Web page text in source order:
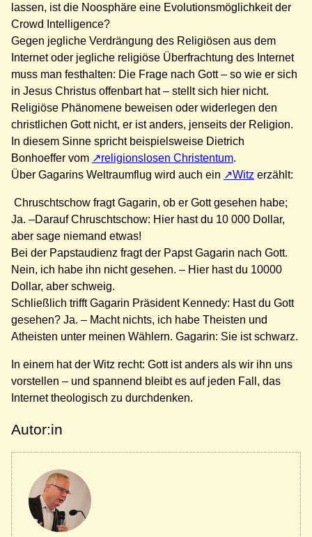
lassen, ist die Noosphäre eine Evolutionsmöglichkeit der
Crowd Intelligence?
Gegen jegliche Verdrängung des Religiösen aus dem
Internet oder jegliche religiöse Überfrachtung des Internet
muss man festhalten: Die Frage nach Gott – so wie er sich
in Jesus Christus offenbart hat – stellt sich hier nicht.
Religiöse Phänomene beweisen oder widerlegen den
christlichen Gott nicht, er ist anders, jenseits der Religion.
In diesem Sinne spricht beispielsweise Dietrich
Bonhoeffer vom
religionslosen Christentum.
Über Gagarins Weltraumflug wird auch ein
Witz erzählt:
Chruschtschow fragt Gagarin, ob er Gott gesehen habe;
Ja. –Darauf Chruschtschow: Hier hast du 10 000 Dollar,
aber sage niemand etwas!
Bei der Papstaudienz fragt der Papst Gagarin nach Gott.
Nein, ich habe ihn nicht gesehen. – Hier hast du 10000
Dollar, aber schweig.
Schließlich trifft Gagarin Präsident Kennedy: Hast du Gott
gesehen? Ja. – Macht nichts, ich habe Theisten und
Atheisten unter meinen Wählern. Gagarin: Sie ist schwarz.
In einem hat der Witz recht: Gott ist anders als wir ihn uns
vorstellen – und spannend bleibt es auf jeden Fall, das
Internet theologisch zu durchdenken.
Autor:in